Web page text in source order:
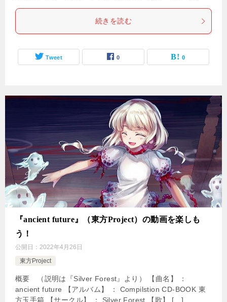
続きを読む
Tweet 0 0
『ancient future』（東方Project）の動画を楽しも
う！
公開日： 2022年4月26日
東方Project
概要 （説明は『Silver Forest』より） 【曲名】 ：
ancient future 【アルバム】 ： Compilstion CD-BOOK 東
方玉手箱 【サークル】 ： Silver Forest 【歌】 […]